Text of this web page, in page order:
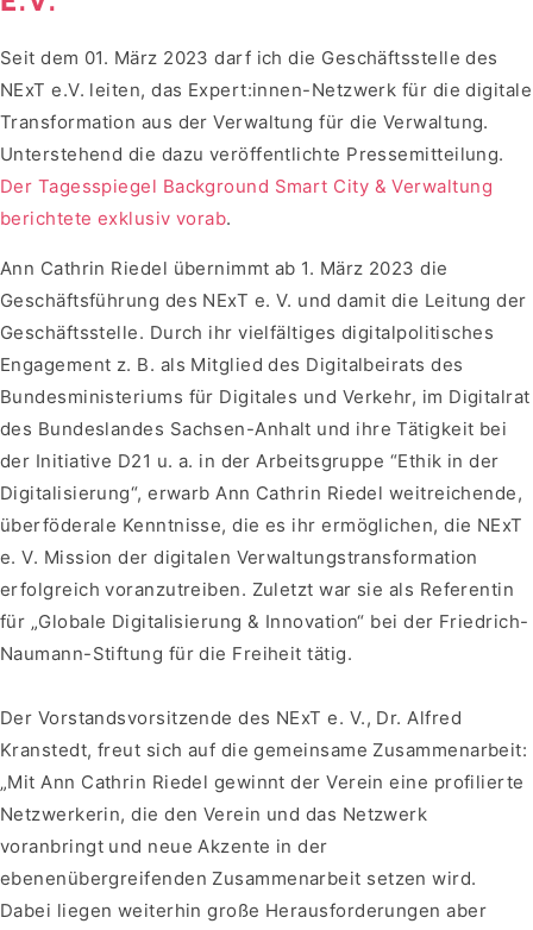
Seit dem 01. März 2023 darf ich die Geschäftsstelle des
NExT e.V. leiten, das Expert:innen-Netzwerk für die digitale
Transformation aus der Verwaltung für die Verwaltung.
Unterstehend die dazu veröffentlichte Pressemitteilung.
Der Tagesspiegel Background Smart City & Verwaltung
berichtete exklusiv vorab.
Ann Cathrin Riedel übernimmt ab 1. März 2023 die
Geschäftsführung des NExT e. V. und damit die Leitung der
Geschäftsstelle. Durch ihr vielfältiges digitalpolitisches
Engagement z. B. als Mitglied des Digitalbeirats des
Bundesministeriums für Digitales und Verkehr, im Digitalrat
des Bundeslandes Sachsen-Anhalt und ihre Tätigkeit bei
der Initiative D21 u. a. in der Arbeitsgruppe “Ethik in der
Digitalisierung“, erwarb Ann Cathrin Riedel weitreichende,
überföderale Kenntnisse, die es ihr ermöglichen, die NExT
e. V. Mission der digitalen Verwaltungstransformation
erfolgreich voranzutreiben. Zuletzt war sie als Referentin
für „Globale Digitalisierung & Innovation“ bei der Friedrich-
Naumann-Stiftung für die Freiheit tätig.
Der Vorstandsvorsitzende des NExT e. V., Dr. Alfred
Kranstedt, freut sich auf die gemeinsame Zusammenarbeit:
„Mit Ann Cathrin Riedel gewinnt der Verein eine profilierte
Netzwerkerin, die den Verein und das Netzwerk
voranbringt und neue Akzente in der
ebenenübergreifenden Zusammenarbeit setzen wird.
Dabei liegen weiterhin große Herausforderungen aber